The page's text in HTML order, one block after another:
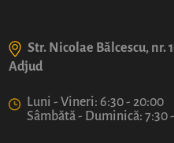
Str. Nicolae Bălcescu, nr.
Adjud
Luni - Vineri: 6:30 - 20:00
Sâmbătă - Duminică: 7:30